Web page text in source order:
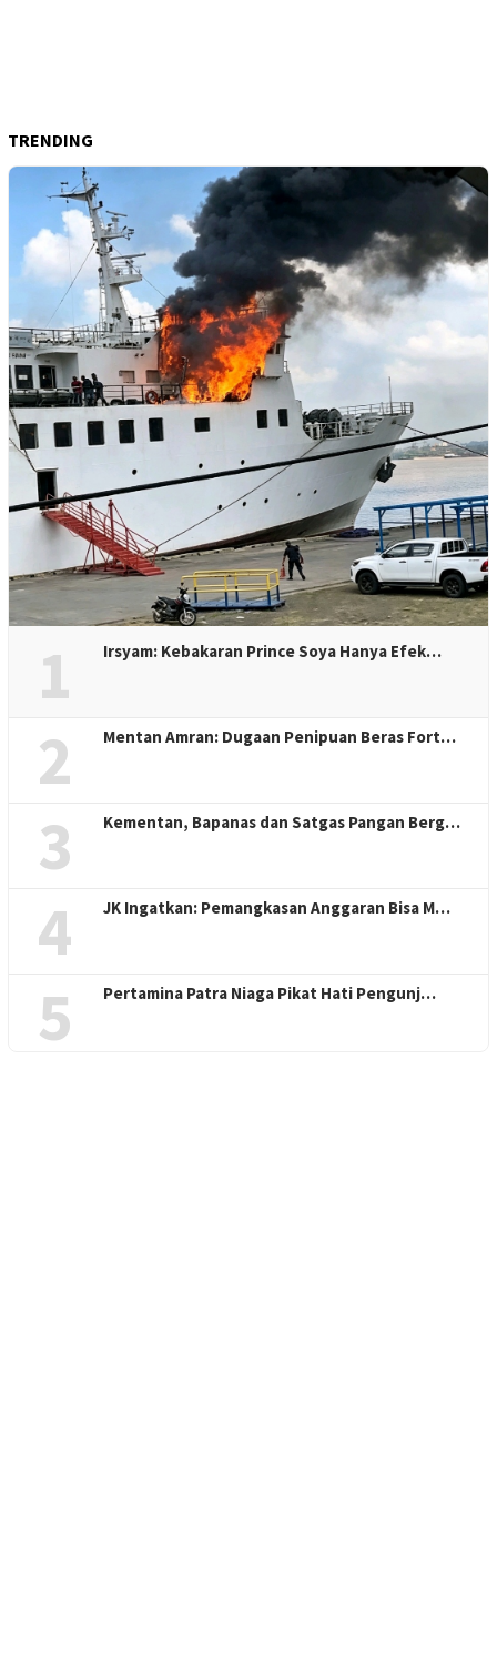
TRENDING
1 Irsyam: Kebakaran Prince Soya Hanya Efek…
2 Mentan Amran: Dugaan Penipuan Beras Fort…
3 Kementan, Bapanas dan Satgas Pangan Berg…
4 JK Ingatkan: Pemangkasan Anggaran Bisa M…
5 Pertamina Patra Niaga Pikat Hati Pengunj…